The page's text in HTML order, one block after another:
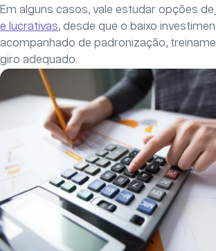
Em alguns casos, vale estudar opções de
e lucrativas, desde que o baixo
acompanhado de padronização,
giro adequado.